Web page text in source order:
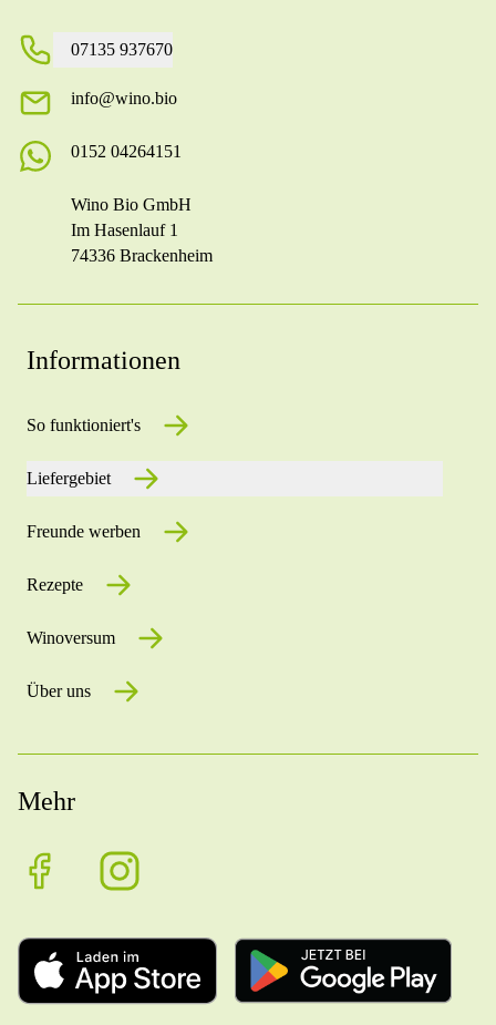
07135 937670
info@wino.bio
0152 04264151
Wino Bio GmbH
Im Hasenlauf 1
74336 Brackenheim
Informationen
So funktioniert's
Liefergebiet
Freunde werben
Rezepte
Winoversum
Über uns
Mehr